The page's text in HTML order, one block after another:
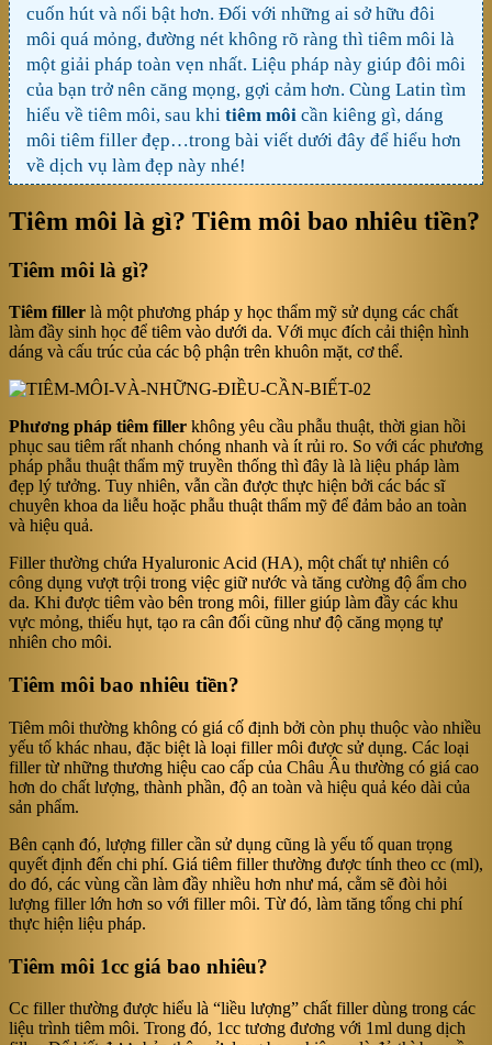
cuốn hút và nổi bật hơn. Đối với những ai sở hữu đôi
môi quá mỏng, đường nét không rõ ràng thì tiêm môi là
một giải pháp toàn vẹn nhất. Liệu pháp này giúp đôi môi
của bạn trở nên căng mọng, gợi cảm hơn. Cùng Latin tìm
hiểu về tiêm môi, sau khi tiêm môi cần kiêng gì, dáng
môi tiêm filler đẹp…trong bài viết dưới đây để hiểu hơn
về dịch vụ làm đẹp này nhé!
Tiêm môi là gì? Tiêm môi bao nhiêu tiền?
Tiêm môi là gì?
Tiêm filler là một phương pháp y học thẩm mỹ sử dụng các chất
làm đầy sinh học để tiêm vào dưới da. Với mục đích cải thiện hình
dáng và cấu trúc của các bộ phận trên khuôn mặt, cơ thể.
Phương pháp tiêm filler không yêu cầu phẫu thuật, thời gian hồi
phục sau tiêm rất nhanh chóng nhanh và ít rủi ro. So với các phương
pháp phẫu thuật thẩm mỹ truyền thống thì đây là là liệu pháp làm
đẹp lý tưởng. Tuy nhiên, vẫn cần được thực hiện bởi các bác sĩ
chuyên khoa da liễu hoặc phẫu thuật thẩm mỹ để đảm bảo an toàn
và hiệu quả.
Filler thường chứa Hyaluronic Acid (HA), một chất tự nhiên có
công dụng vượt trội trong việc giữ nước và tăng cường độ ẩm cho
da. Khi được tiêm vào bên trong môi, filler giúp làm đầy các khu
vực mỏng, thiếu hụt, tạo ra cân đối cũng như độ căng mọng tự
nhiên cho môi.
Tiêm môi bao nhiêu tiền?
Tiêm môi thường không có giá cố định bởi còn phụ thuộc vào nhiều
yếu tố khác nhau, đặc biệt là loại filler môi được sử dụng. Các loại
filler từ những thương hiệu cao cấp của Châu Âu thường có giá cao
hơn do chất lượng, thành phần, độ an toàn và hiệu quả kéo dài của
sản phẩm.
Bên cạnh đó, lượng filler cần sử dụng cũng là yếu tố quan trọng
quyết định đến chi phí. Giá tiêm filler thường được tính theo cc (ml),
do đó, các vùng cần làm đầy nhiều hơn như má, cằm sẽ đòi hỏi
lượng filler lớn hơn so với filler môi. Từ đó, làm tăng tổng chi phí
thực hiện liệu pháp.
Tiêm môi 1cc giá bao nhiêu?
Cc filler thường được hiểu là “liều lượng” chất filler dùng trong các
liệu trình tiêm môi. Trong đó, 1cc tương đương với 1ml dung dịch